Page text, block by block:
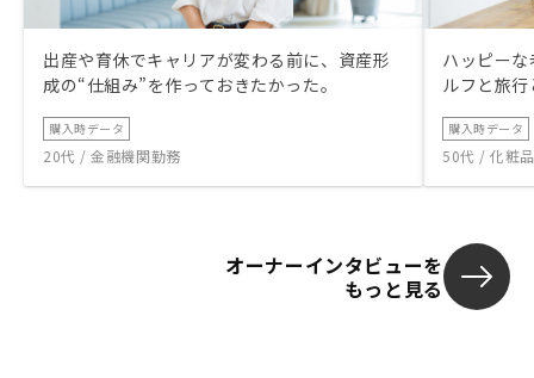
出産や育休でキャリアが変わる前に、資産形
成の“仕組み”を作っておきたかった。
購入時データ
20代 / 金融機関勤務
ハッピー
ルフと旅
購入時データ
50代 / 化粧
オーナーインタビューを
もっと見る